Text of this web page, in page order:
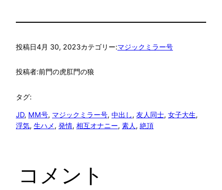
投稿日4月 30, 2023カテゴリー:マジックミラー号
投稿者:前門の虎肛門の狼
タグ:
JD, MM号, マジックミラー号, 中出し, 友人同士, 女子大生
浮気, 生ハメ, 発情, 相互オナニー, 素人 , 絶頂
コメント